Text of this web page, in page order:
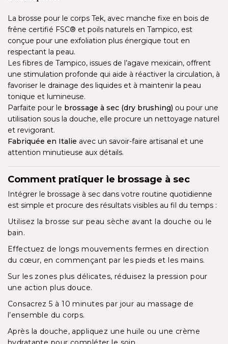
La brosse pour le corps Tek, avec manche fixe en bois de
frêne certifié FSC® et poils naturels en Tampico, est
conçue pour une exfoliation plus énergique tout en
respectant la peau.
Les fibres de Tampico, issues de l’agave mexicain, offrent
une stimulation profonde qui aide à réactiver la circulation, à
favoriser le drainage des liquides et à maintenir la peau
tonique et lumineuse.
Parfaite pour le brossage à sec (dry brushing) ou pour une
utilisation sous la douche, elle procure un nettoyage naturel
et revigorant.
Fabriquée en Italie avec un savoir-faire artisanal et une
attention minutieuse aux détails.
Comment pratiquer le brossage à sec
Intégrer le brossage à sec dans votre routine quotidienne
est simple et procure des résultats visibles au fil du temps :
Utilisez la brosse sur peau sèche avant la douche ou le
bain.
Effectuez de longs mouvements fermes en direction
du cœur, en commençant par les pieds et les mains.
Sur les zones plus délicates, réduisez la pression pour
une action plus douce.
Consacrez 5 à 10 minutes par jour au massage de
l’ensemble du corps.
Après la douche, appliquez une huile ou une crème